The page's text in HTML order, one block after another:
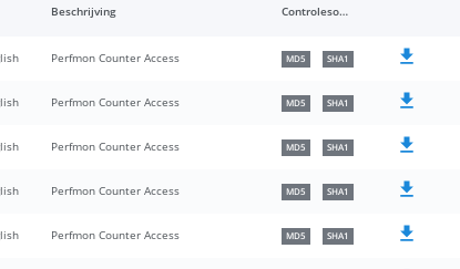
Beschrijving Controlesommen
Perfmon Counter Access MD5 SHA1
Perfmon Counter Access MD5 SHA1
Perfmon Counter Access MD5 SHA1
Perfmon Counter Access MD5 SHA1
Perfmon Counter Access MD5 SHA1